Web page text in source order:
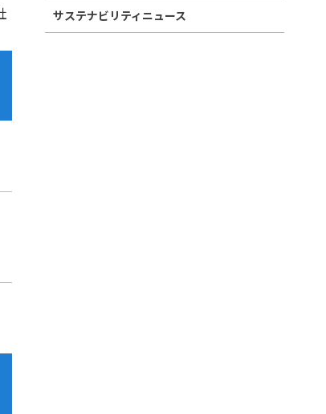
サステナビリティニュース